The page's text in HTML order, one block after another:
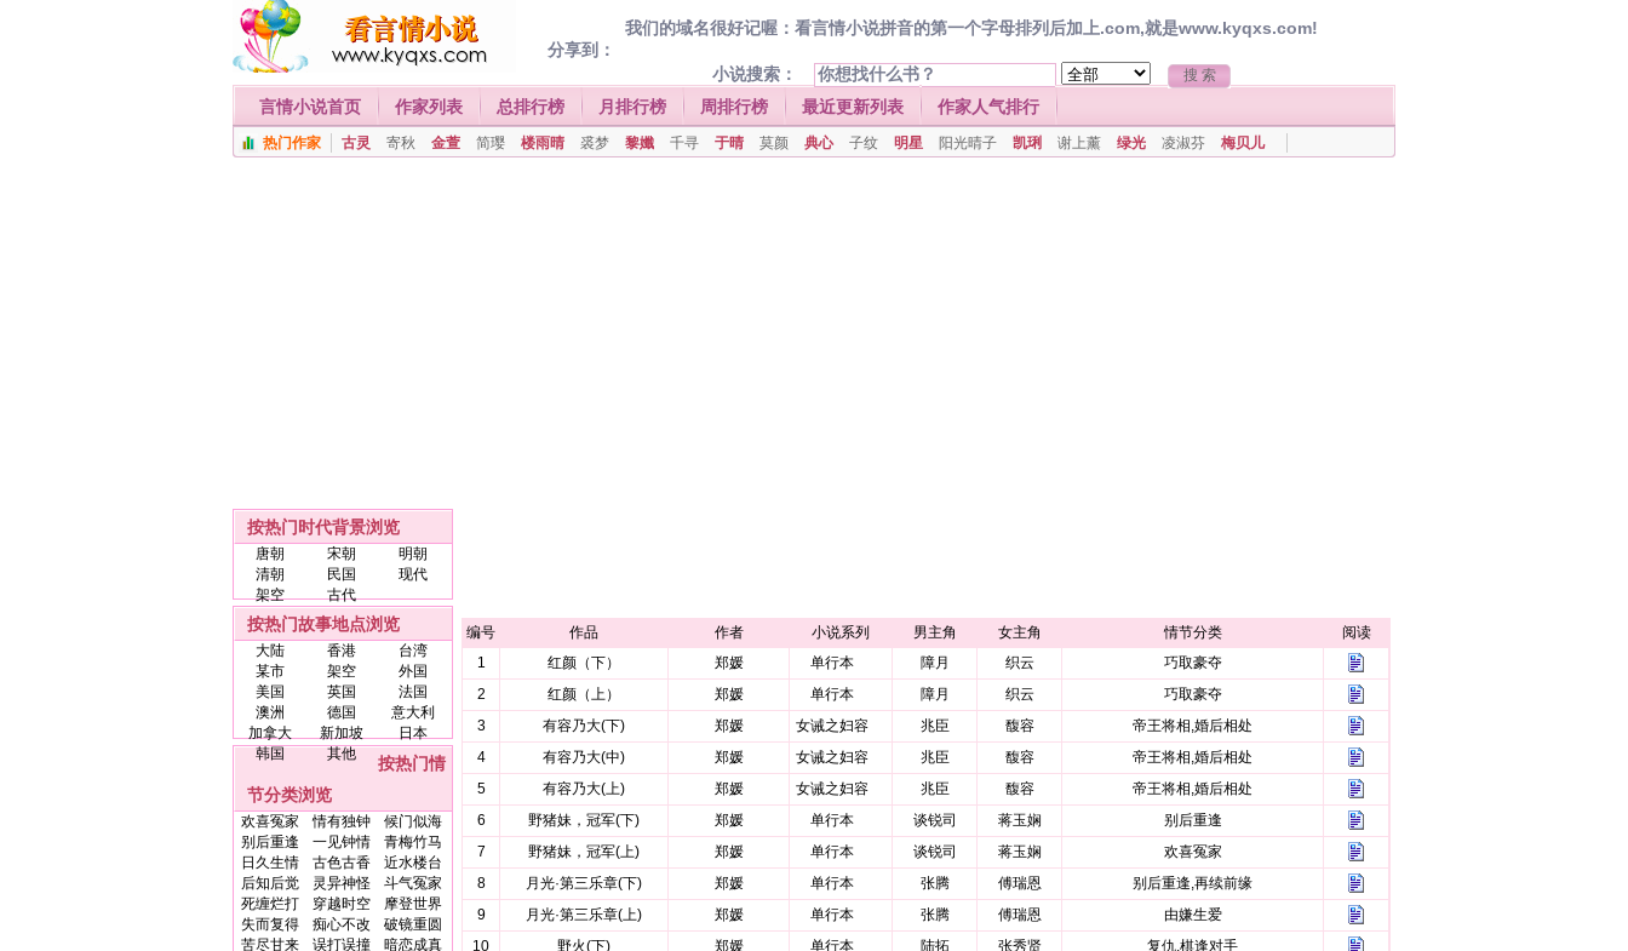
我们的域名很好记喔：看言情小说拼音的第一个字母排列后加上.com,就是www.kyqxs.com!
分享到：
小说搜索：
言情小说首页
作家列表 总排行榜 月排行榜 周排行榜 最近更新列表 作家人气排行
热门作家 古灵 寄秋 金萱 简璎 楼雨晴 裘梦 黎孅 千寻 于晴 莫颜 典心 子纹 明星 阳光晴子 凯琍 谢上薰 绿光 凌淑芬 梅贝儿
按热门时代背景浏览
唐朝 宋朝
明朝
清朝
民国
现代
架空
古代
按热门故事地点浏览
大陆 香港
台湾
某市
架空
外国
美国
英国
法国
澳洲
德国
意大利
加拿大
新加坡
日本
韩国
其他
按热门情
节分类浏览
欢喜冤家 情有独钟
候门似海
别后重逢
一见钟情
青梅竹马
日久生情
古色古香
近水楼台
后知后觉
灵异神怪
斗气冤家
死缠烂打
穿越时空
摩登世界
失而复得
痴心不改
破镜重圆
苦尽甘来
误打误撞
暗恋成真
编号 作品 作者 小说系列 男主角 女主角 情节分类
阅读
1
红颜（下） 郑媛 单行本 障月 织云
巧取豪夺
2
红颜（上） 郑媛 单行本 障月 织云
巧取豪夺
3
有容乃大(下) 郑媛 女诫之妇容 兆臣 馥容
帝王将相,婚后相处
4
有容乃大(中) 郑媛 女诫之妇容 兆臣 馥容
帝王将相,婚后相处
5
有容乃大(上) 郑媛 女诫之妇容 兆臣 馥容
帝王将相,婚后相处
6
野猪妹，冠军(下) 郑媛 单行本 谈锐司 蒋玉娴
别后重逢
7
野猪妹，冠军(上) 郑媛 单行本 谈锐司 蒋玉娴
欢喜冤家
8
月光·第三乐章(下) 郑媛 单行本 张腾 傅瑞恩
别后重逢,再续前缘
9
月光·第三乐章(上) 郑媛 单行本 张腾 傅瑞恩
由嫌生爱
10
野火(下) 郑媛 单行本 陆拓 张秀贤
复仇,棋逢对手